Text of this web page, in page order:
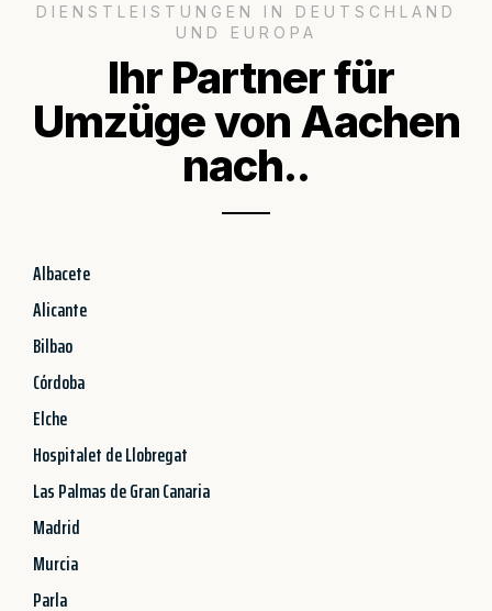
DIENSTLEISTUNGEN IN DEUTSCHLAND
UND EUROPA
Ihr Partner für
Umzüge von Aachen
nach..
Albacete
Alicante
Bilbao
Córdoba
Elche
Hospitalet de Llobregat
Las Palmas de Gran Canaria
Madrid
Murcia
Parla